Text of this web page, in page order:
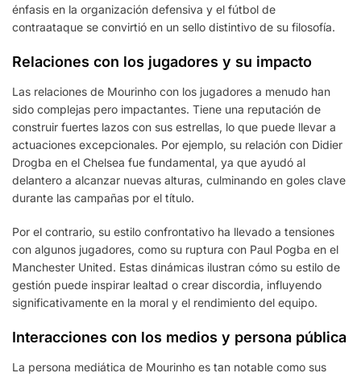
énfasis en la organización defensiva y el fútbol de
contraataque se convirtió en un sello distintivo de su filosofía.
Relaciones con los jugadores y su impacto
Las relaciones de Mourinho con los jugadores a menudo han
sido complejas pero impactantes. Tiene una reputación de
construir fuertes lazos con sus estrellas, lo que puede llevar a
actuaciones excepcionales. Por ejemplo, su relación con Didier
Drogba en el Chelsea fue fundamental, ya que ayudó al
delantero a alcanzar nuevas alturas, culminando en goles clave
durante las campañas por el título.
Por el contrario, su estilo confrontativo ha llevado a tensiones
con algunos jugadores, como su ruptura con Paul Pogba en el
Manchester United. Estas dinámicas ilustran cómo su estilo de
gestión puede inspirar lealtad o crear discordia, influyendo
significativamente en la moral y el rendimiento del equipo.
Interacciones con los medios y persona pública
La persona mediática de Mourinho es tan notable como sus